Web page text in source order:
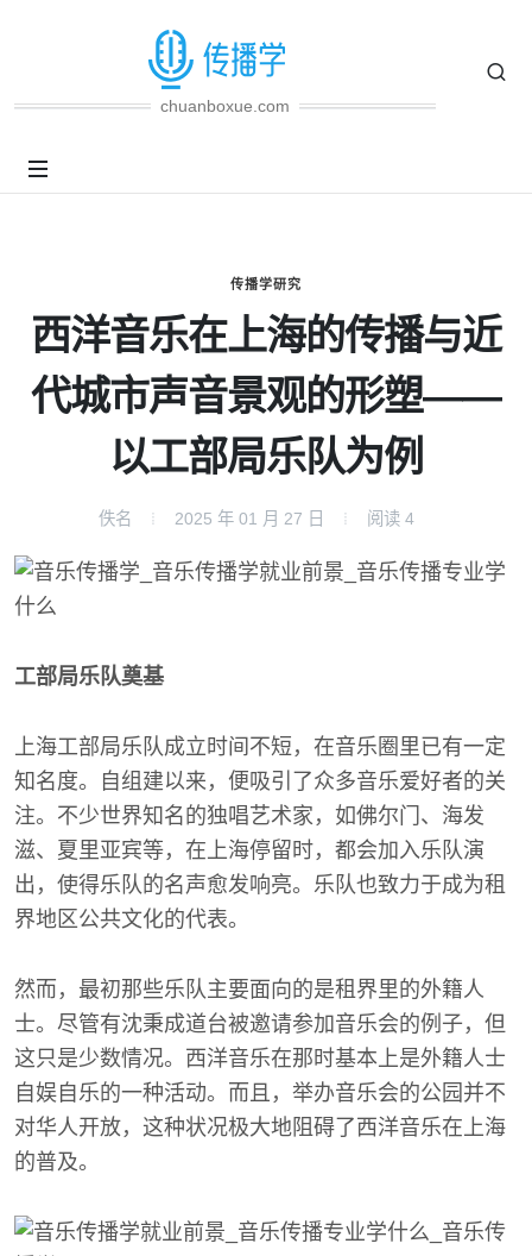
chuanboxue.com
传播学研究
西洋音乐在上海的传播与近
代城市声音景观的形塑——
以工部局乐队为例
佚名 2025 年 01 月 27 日 阅读 4
工部局乐队奠基
上海工部局乐队成立时间不短，在音乐圈里已有一定
知名度。自组建以来，便吸引了众多音乐爱好者的关
注。不少世界知名的独唱艺术家，如佛尔门、海发
滋、夏里亚宾等，在上海停留时，都会加入乐队演
出，使得乐队的名声愈发响亮。乐队也致力于成为租
界地区公共文化的代表。
然而，最初那些乐队主要面向的是租界里的外籍人
士。尽管有沈秉成道台被邀请参加音乐会的例子，但
这只是少数情况。西洋音乐在那时基本上是外籍人士
自娱自乐的一种活动。而且，举办音乐会的公园并不
对华人开放，这种状况极大地阻碍了西洋音乐在上海
的普及。